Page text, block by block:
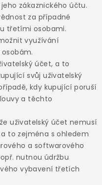
zákaznického účtu.
za případné
třetími osobami.
využívání
účet, a to
svůj uživatelský
kdy kupující poruší
a těchto
uživatelský účet nemusí
to zejména s ohledem
a softwarového
nutnou údržbu
vybavení třetích